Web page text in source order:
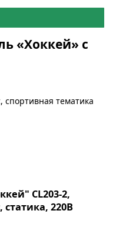
«Хоккей» с
тематика
CL203-2,
220В